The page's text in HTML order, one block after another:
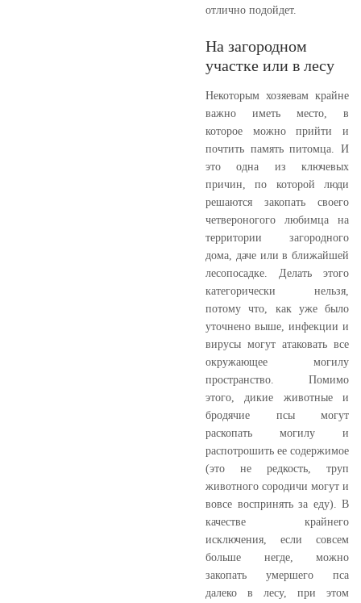
отлично подойдет.
На загородном
участке или в лесу
Некоторым хозяевам крайне
важно иметь место, в
которое можно прийти и
почтить память питомца. И
это одна из ключевых
причин, по которой люди
решаются закопать своего
четвероногого любимца на
территории загородного
дома, даче или в ближайшей
лесопосадке. Делать этого
категорически нельзя,
потому что, как уже было
уточнено выше, инфекции и
вирусы могут атаковать все
окружающее могилу
пространство. Помимо
этого, дикие животные и
бродячие псы могут
раскопать могилу и
распотрошить ее содержимое
(это не редкость, труп
животного сородичи могут и
вовсе воспринять за еду). В
качестве крайнего
исключения, если совсем
больше негде, можно
закопать умершего пса
далеко в лесу, при этом